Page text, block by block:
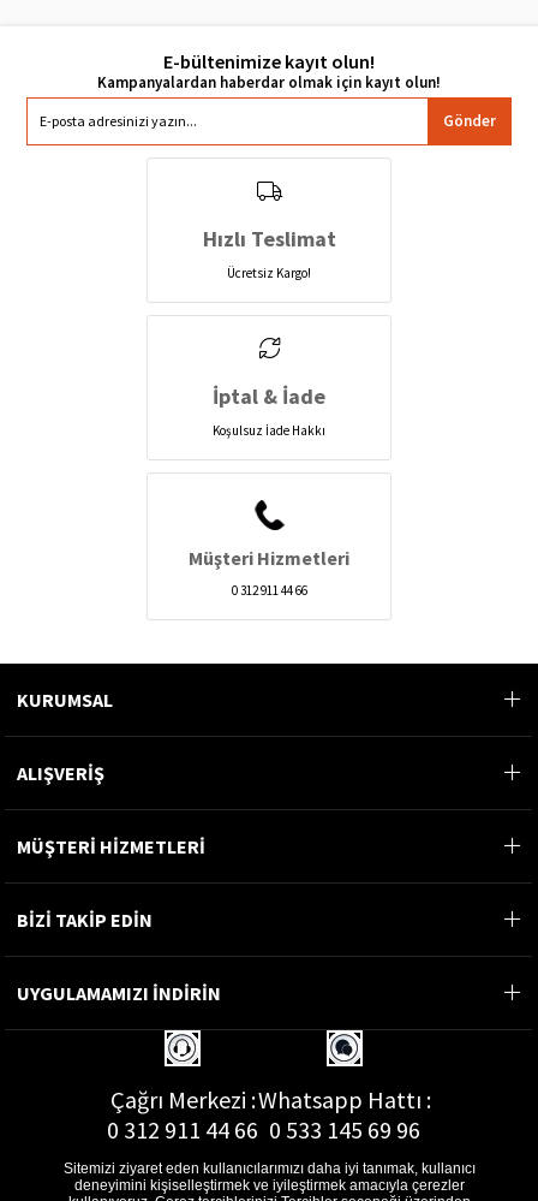
E-bültenimize kayıt olun!
Gönder
Hızlı Teslimat
Ücretsiz Kargo!
İptal & İade
Koşulsuz İade Hakkı
Müşteri Hizmetleri
0 312 911 44 66
KURUMSAL
ALIŞVERİŞ
MÜŞTERİ HİZMETLERİ
BİZİ TAKİP EDİN
UYGULAMAMIZI İNDİRİN
Çağrı Merkezi :
0 312 911 44 66
Whatsapp Hattı :
0 533 145 69 96
Sitemizi ziyaret eden kullanıcılarımızı daha iyi tanımak, kullanıcı
deneyimini kişiselleştirmek ve iyileştirmek amacıyla çerezler